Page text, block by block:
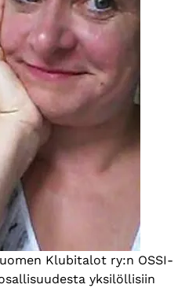
Klubitalot ry:n OSSI-
yksilöllisiin